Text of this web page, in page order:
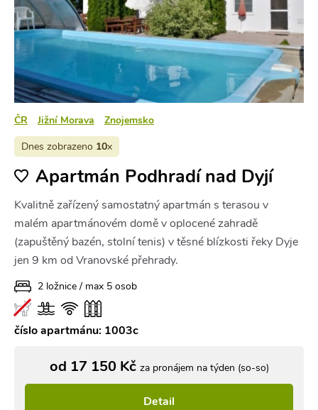
ČR Jižní Morava Znojemsko
Dnes zobrazeno 10x
Apartmán Podhradí nad Dyjí
Kvalitně zařízený samostatný apartmán s terasou v
malém apartmánovém domě v oplocené zahradě
(zapuštěný bazén, stolní tenis) v těsné blízkosti řeky Dyje
jen 9 km od Vranovské přehrady.
2 ložnice / max 5 osob
číslo apartmánu: 1003c
od 17 150 Kč za pronájem na týden (so-so)
Detail